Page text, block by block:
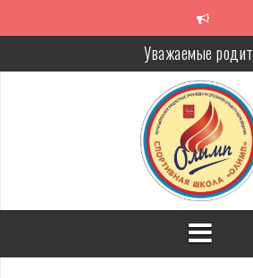
Уважаемые
Алкоголь — путь в
Решение спора без
Проголосуй за объекты